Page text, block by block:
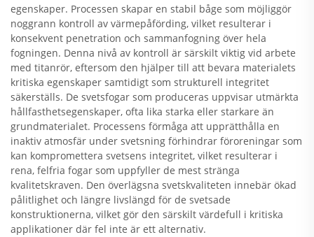
egenskaper. Processen skapar en stabil båge som möjliggör
noggrann kontroll av värmepåförding, vilket resulterar i
konsekvent penetration och sammanfogning över hela
fogningen. Denna nivå av kontroll är särskilt viktig vid arbete
med titanrör, eftersom den hjälper till att bevara materialets
kritiska egenskaper samtidigt som strukturell integritet
säkerställs. De svetsfogar som produceras uppvisar utmärkta
hållfasthetsegenskaper, ofta lika starka eller starkare än
grundmaterialet. Processens förmåga att upprätthålla en
inaktiv atmosfär under svetsning förhindrar föroreningar som
kan kompromettera svetsens integritet, vilket resulterar i
rena, felfria fogar som uppfyller de mest stränga
kvalitetskraven. Den överlägsna svetskvaliteten innebär ökad
pålitlighet och längre livslängd för de svetsade
konstruktionerna, vilket gör den särskilt värdefull i kritiska
applikationer där fel inte är ett alternativ.